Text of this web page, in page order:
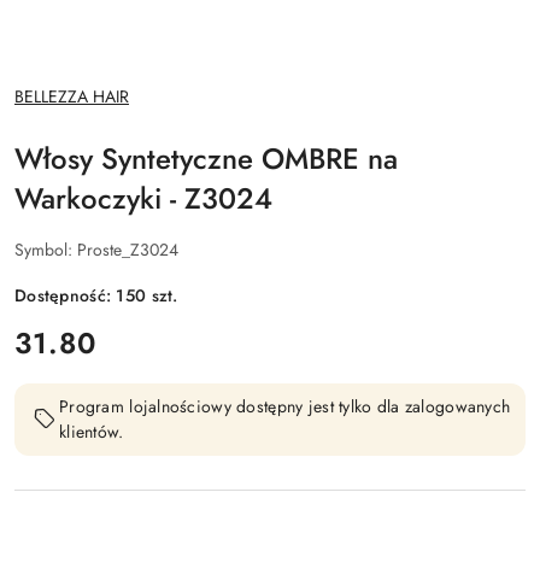
NAZWA
PRODUCENTA:
BELLEZZA HAIR
Włosy Syntetyczne OMBRE na
Warkoczyki - Z3024
Symbol: Proste_Z3024
Dostępność: 150 szt.
cena:
31.80
Program lojalnościowy dostępny jest tylko dla zalogowanych
klientów.